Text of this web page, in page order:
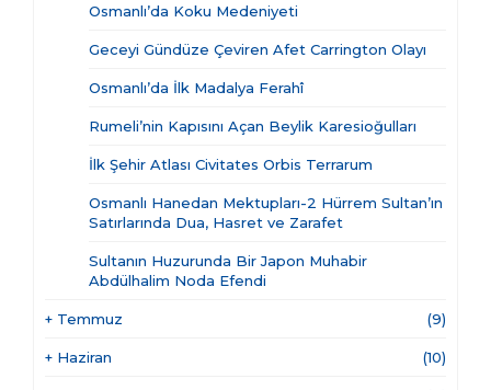
Osmanlı’da Koku Medeniyeti
Geceyi Gündüze Çeviren Afet Carrington Olayı
Osmanlı’da İlk Madalya Ferahî
Rumeli’nin Kapısını Açan Beylik Karesioğulları
İlk Şehir Atlası Civitates Orbis Terrarum
Osmanlı Hanedan Mektupları-2 Hürrem Sultan’ın
Satırlarında Dua, Hasret ve Zarafet
Sultanın Huzurunda Bir Japon Muhabir
Abdülhalim Noda Efendi
+ Temmuz (9)
+ Haziran (10)